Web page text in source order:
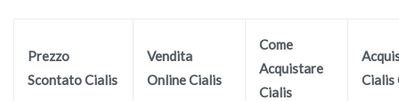
Prezzo
Scontato Cialis
Vendita
Online Cialis
Come
Acquistare
Cialis
Cialis